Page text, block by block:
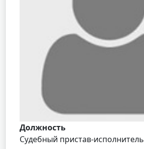
Должность
Судебный пристав-исполнитель